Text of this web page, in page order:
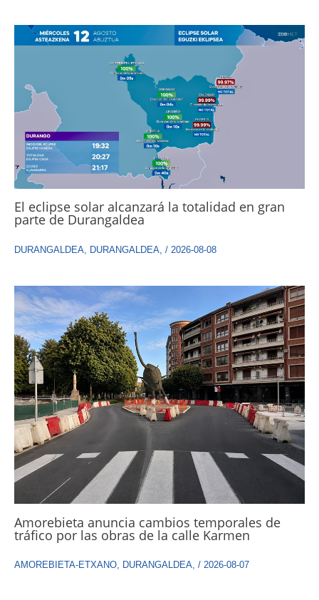
El eclipse solar alcanzará la totalidad en gran
parte de Durangaldea
DURANGALDEA DURANGALDEA / 2026-08-08
Amorebieta anuncia cambios temporales de
tráfico por las obras de la calle Karmen
AMOREBIETA-ETXANO, DURANGALDEA, / 2026-08-07